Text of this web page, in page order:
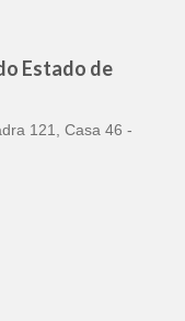
Estado de
121, Casa 46 -